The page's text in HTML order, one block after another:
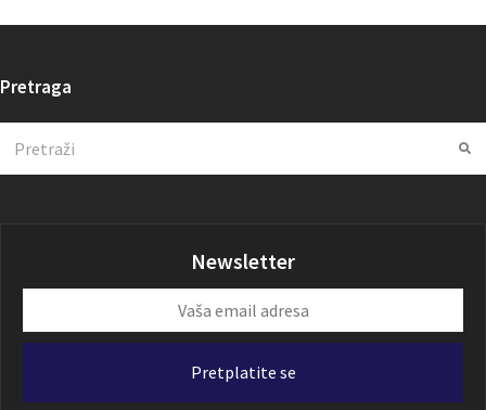
Pretraga
Newsletter
email
Pretplatite se